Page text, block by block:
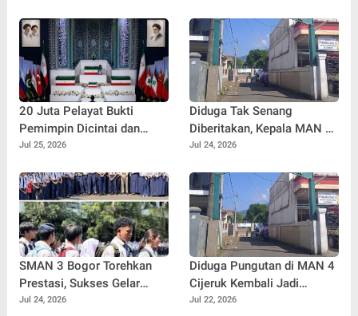
20 Juta Pelayat Bukti
Pemimpin Dicintai dan
Selalu Didoakan
Jul 25, 2026
Diduga Tak Senang
Diberitakan, Kepala MAN 4
Cijeruk Blokir Nomor
Datang ke Sekolah
Jul 24, 2026
SMAN 3 Bogor Torehkan
Prestasi, Sukses Gelar
MPLS Berbasis Ekologi dan
Jul 24, 2026
Diduga Pungutan di MAN 4
Cijeruk Kembali Jadi
Sorotan, Lima Calon Siswa
Jul 22, 2026